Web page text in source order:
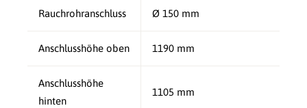
Rauchrohranschluss Ø 150 mm
Anschlusshöhe oben 1190 mm
Anschlusshöhe
hinten
1105 mm